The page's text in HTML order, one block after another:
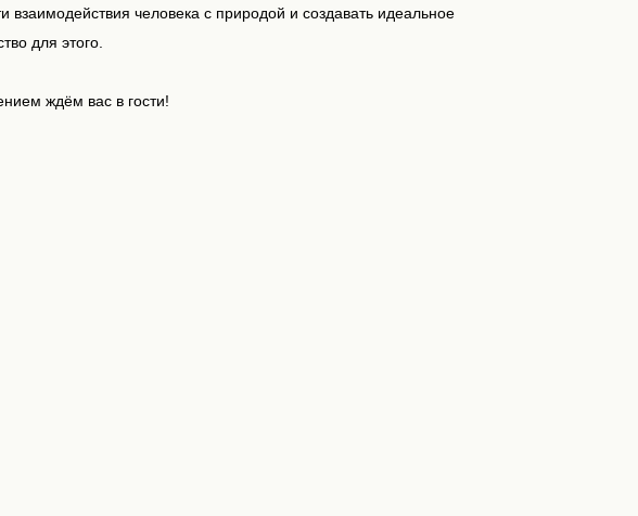
взаимодействия человека с природой и создавать идеальное
для этого.
ждём вас в гости!